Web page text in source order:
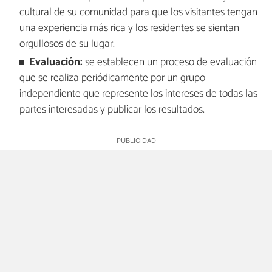
cultural de su comunidad para que los visitantes tengan
una experiencia más rica y los residentes se sientan
orgullosos de su lugar.
Evaluación:se establecen un proceso de evaluación
que se realiza periódicamente por un grupo
independiente que represente los intereses de todas las
partes interesadas y publicar los resultados.